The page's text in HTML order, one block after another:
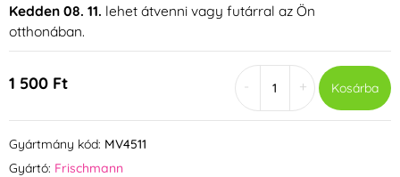
Kedden 08. 11. lehet átvenni vagy futárral az Ön
otthonában.
1 500 Ft + Kosárba
Gyártmány kód: MV4511
Gyártó: Frischmann